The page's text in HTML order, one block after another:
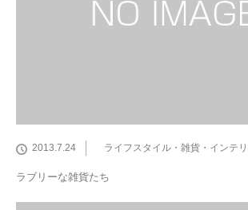
2013.7.24 ライフスタイル・雑貨・インテ
ラブリーな雑貨たち